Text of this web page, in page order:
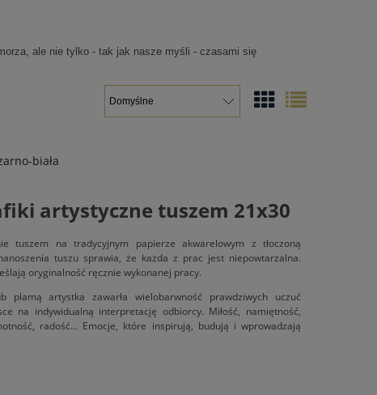
ale nie tylko - tak jak nasze myśli - czasami się
biała
artystyczne tuszem 21x30
tuszem na tradycyjnym papierze akwarelowym z tłoczoną
tuszu sprawia, że każda z prac jest niepowtarzalna.
oryginalność ręcznie wykonanej pracy.
artystka zawarła wielobarwność prawdziwych uczuć
na indywidualną interpretację odbiorcy. Miłość, namiętność,
radość... Emocje, które inspirują, budują i wprowadzają